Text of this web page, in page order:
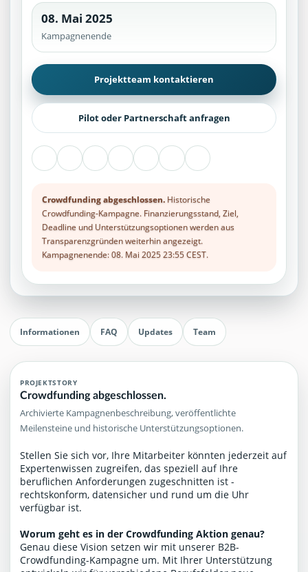
08. Mai 2025
Kampagnenende
Projektteam kontaktieren
Pilot oder Partnerschaft anfragen
Crowdfunding abgeschlossen.Historische
Crowdfunding-Kampagne. Finanzierungsstand, Ziel,
Deadline und Unterstützungsoptionen werden aus
Transparenzgründen weiterhin angezeigt.
Kampagnenende: 08. Mai 2025 23:55 CEST.
Informationen FAQ Updates Team
PROJEKTSTORY
Crowdfunding abgeschlossen.
Archivierte Kampagnenbeschreibung, veröffentlichte
Meilensteine und historische Unterstützungsoptionen.
Stellen Sie sich vor, Ihre Mitarbeiter könnten jederzeit auf
Expertenwissen zugreifen, das speziell auf Ihre
beruflichen Anforderungen zugeschnitten ist -
rechtskonform, datensicher und rund um die Uhr
verfügbar ist.
Worum geht es in der Crowdfunding Aktion genau?
Genau diese Vision setzen wir mit unserer B2B-
Crowdfunding-Kampagne um. Mit Ihrer Unterstützung